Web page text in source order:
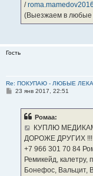
/
(Выезжаем в любые
Гость
Re: ПОКУПАЮ - ЛЮБЫЕ
С23 янв 2017, 22:51
Ромаа:
КУПЛЮ
ДОРОЖЕ ДРУГИХ !!!
‪+7 966 301 70 84‬
Ремикейд, калетру,
Бонефос, Вальцит,